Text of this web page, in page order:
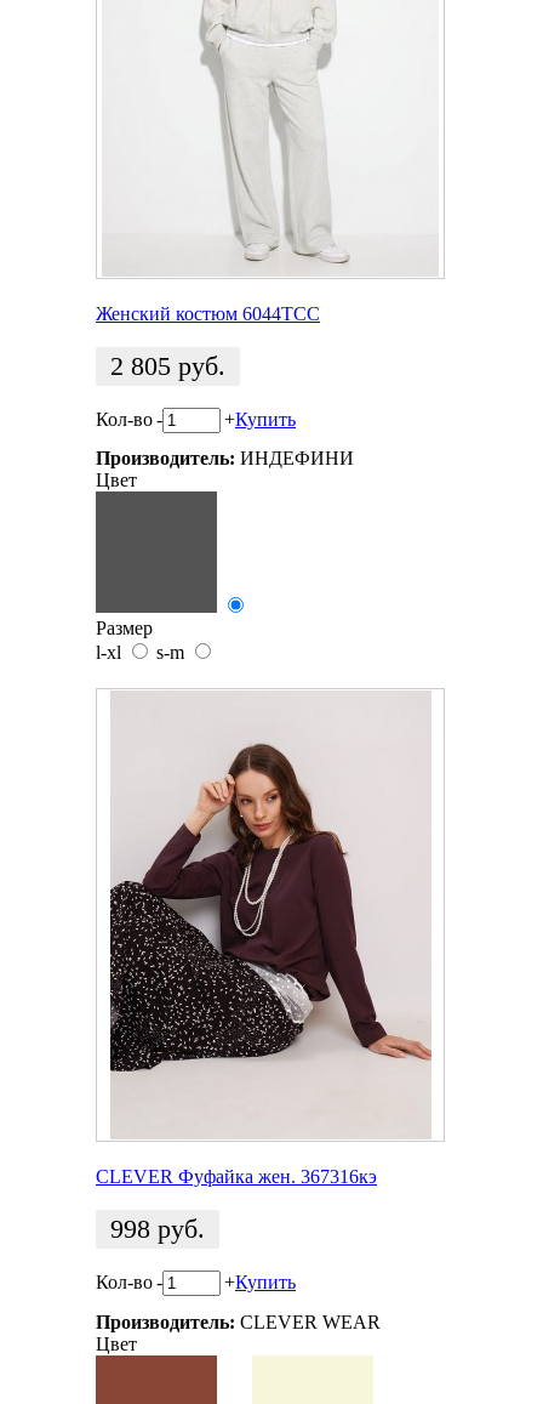
Женский костюм 6044TCC
2 805 руб.
Кол-во- +Купить
Производитель: ИНДЕФИНИ
Цвет
Размер
l-xl
s-m
CLEVER Фуфайка жен. 367316кэ
998 руб.
Кол-во- +Купить
Производитель: CLEVER WEAR
Цвет